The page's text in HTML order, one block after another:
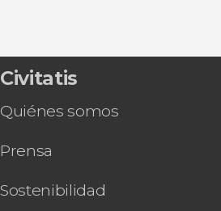
Civitatis
Quiénes somos
Prensa
Sostenibilidad